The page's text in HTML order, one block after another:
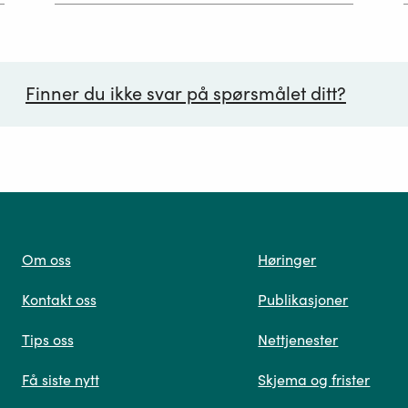
Finner du ikke svar på spørsmålet ditt?
oss
Om oss
Kontakt oss
Tips oss
Få siste nytt
Høringer
Publikasjoner
Nettjenester
Skjema og frister